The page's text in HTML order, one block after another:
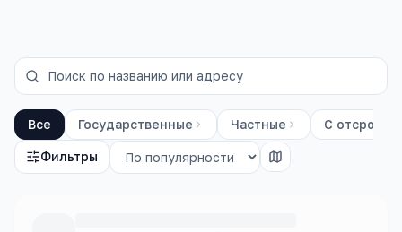
Все Государственные Частные С
Фильтры